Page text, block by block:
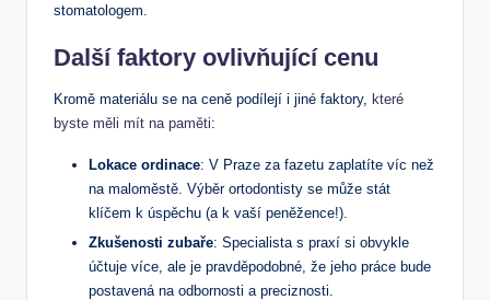
stomatologem.
Další faktory ovlivňující cenu
Kromě materiálu se na ceně podílejí i jiné faktory, které
byste měli mít na paměti:
Lokace ordinace: V Praze za fazetu zaplatíte víc než
na maloměstě. Výběr ortodontisty se může stát
klíčem k úspěchu (a k vaší peněžence!).
Zkušenosti zubaře: Specialista s praxí si obvykle
účtuje více, ale je pravděpodobné, že jeho práce bude
postavená na odbornosti a preciznosti.